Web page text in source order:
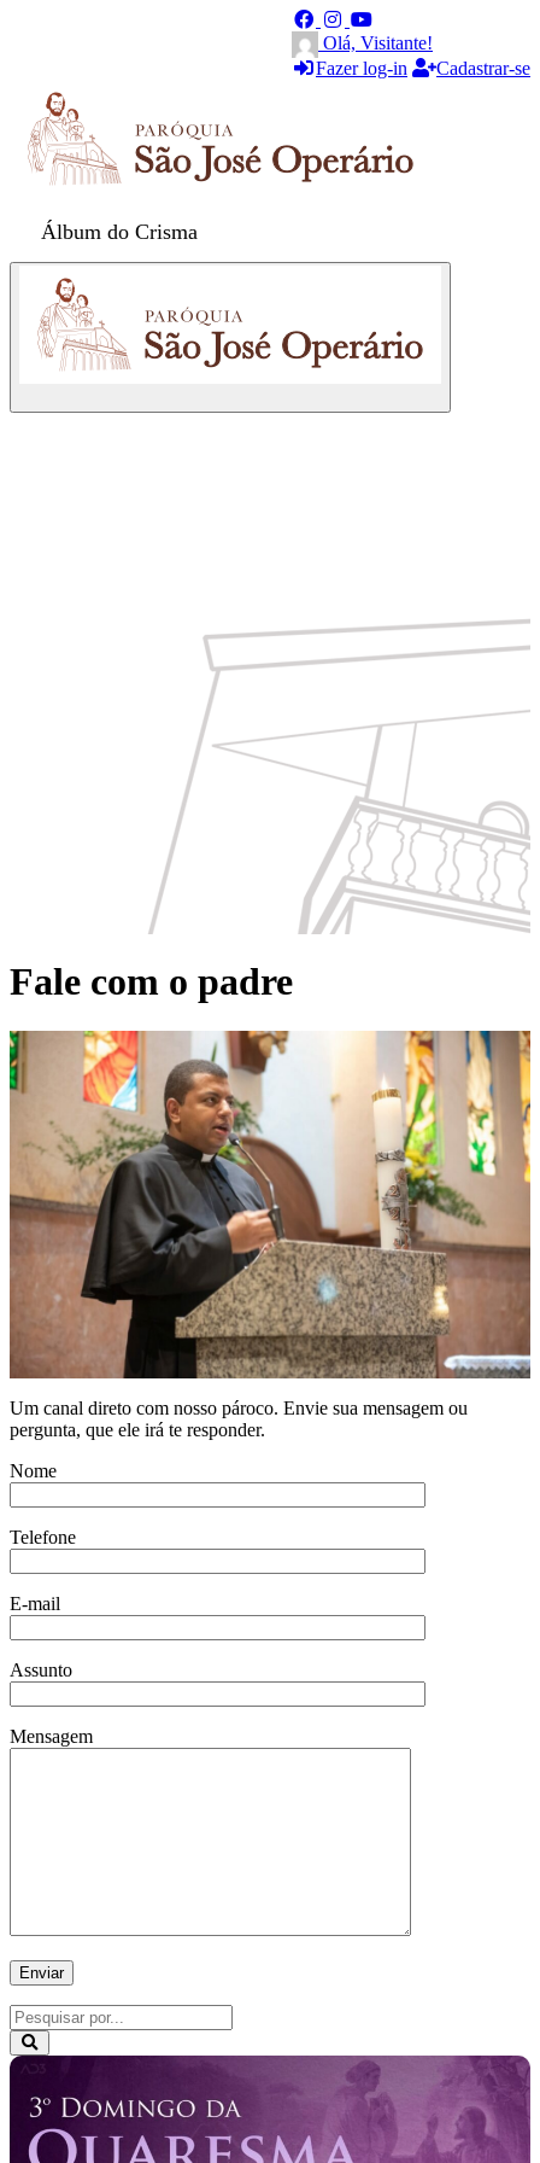
Olá, Visitante!
Fazer log-in
Cadastrar-se
Álbum do Crisma
Fale com o padre
Um canal direto com nosso pároco. Envie sua mensagem ou
pergunta, que ele irá te responder.
Nome
Telefone
E-mail
Assunto
Mensagem